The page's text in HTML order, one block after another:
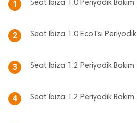
1 Seat Ibiza 1.0 Periyodik Bakım
2 Seat Ibiza 1.0 EcoTsi Periyodik
3 Seat Ibiza 1.2 Periyodik Bakım
4 Seat Ibiza 1.2 Periyodik Bakım